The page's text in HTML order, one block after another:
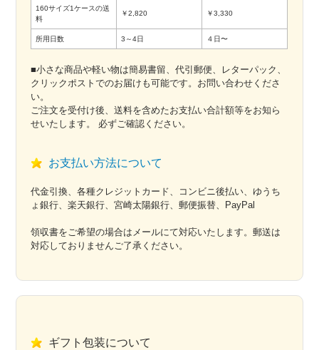
160サイズ1ケースの送
料
￥2,820 ￥3,330
所用日数 3～4日 ４日〜
■小さな商品や軽い物は簡易書留、代引郵便、レターパック、
クリックポストでのお届けも可能です。お問い合わせくださ
い。
ご注文を受付け後、送料を含めたお支払い合計額等をお知ら
せいたします。 必ずご確認ください。
お支払い方法について
代金引換、各種クレジットカード、コンビニ後払い、ゆうち
ょ銀行、楽天銀行、宮崎太陽銀行、郵便振替、PayPal
領収書をご希望の場合はメールにて対応いたします。郵送は
対応しておりませんご了承ください。
ギフト包装について